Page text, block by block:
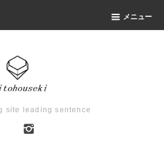
メニュー
site leading sentence